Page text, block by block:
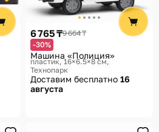
6 765 ₸9 664 ₸
-30%
Машина «Полиция»
пластик, 16×6.5×8 см
Технопарк
Доставим бесплатно 16
августа